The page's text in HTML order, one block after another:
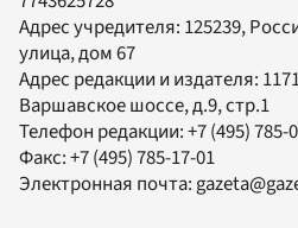
Адрес учредителя: 125239,
улица, дом 67
Адрес редакции и издателя:
Варшавское шоссе, д.9, стр.1
Телефон редакции:+7 (495) 785-
Факс:+7 (495) 785-17-01
Электронная почта: